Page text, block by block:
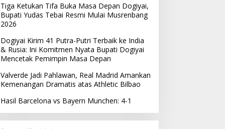
Tiga Ketukan Tifa Buka Masa Depan Dogiyai,
Bupati Yudas Tebai Resmi Mulai Musrenbang
2026
Dogiyai Kirim 41 Putra-Putri Terbaik ke India
& Rusia: Ini Komitmen Nyata Bupati Dogiyai
Mencetak Pemimpin Masa Depan
Valverde Jadi Pahlawan, Real Madrid Amankan
Kemenangan Dramatis atas Athletic Bilbao
Hasil Barcelona vs Bayern Munchen: 4-1